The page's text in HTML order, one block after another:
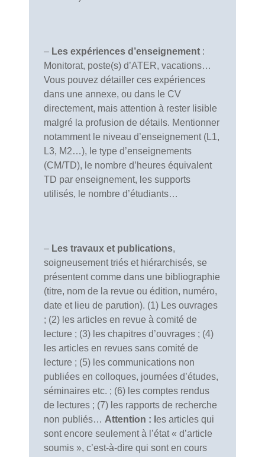
– Les expériences d’enseignement :
Monitorat, poste(s) d’ATER, vacations…
Vous pouvez détailler ces expériences
dans une annexe, ou dans le CV
directement, mais attention à rester lisible
malgré la profusion de détails. Mentionner
notamment le niveau d’enseignement (L1,
L3, M2…), le type d’enseignements
(CM/TD), le nombre d’heures équivalent
TD par enseignement, les supports
utilisés, le nombre d’étudiants…
– Les travaux et publications,
soigneusement triés et hiérarchisés, se
présentent comme dans une bibliographie
(titre, nom de la revue ou édition, numéro,
date et lieu de parution). (1) Les ouvrages
; (2) les articles en revue à comité de
lecture ; (3) les chapitres d’ouvrages ; (4)
les articles en revues sans comité de
lecture ; (5) les communications non
publiées en colloques, journées d’études,
séminaires etc. ; (6) les comptes rendus
de lectures ; (7) les rapports de recherche
non publiés… Attention : l es articles qui
sont encore seulement à l’état « d’article
soumis », c’est-à-dire qui sont en cours